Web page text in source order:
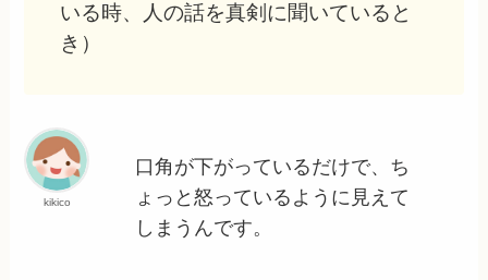
いる時、人の話を真剣に聞いていると
き）
kikico
口角が下がっているだけで、ち
ょっと怒っているように見えて
しまうんです。